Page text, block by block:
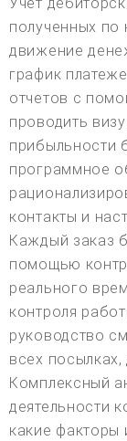
полученных по
движение
график
отчетов с
проводить
прибыльности
программное
контакты и
Каждый заказ
помощью
реального
контроля
руководство
всех
Комплексный
деятельности
какие факторы